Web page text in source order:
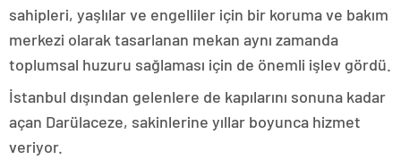
sahipleri, yaşlılar ve engelliler için bir koruma ve bakım
merkezi olarak tasarlanan mekan aynı zamanda
toplumsal huzuru sağlaması için de önemli işlev gördü.
İstanbul dışından gelenlere de kapılarını sonuna kadar
açan Darülaceze, sakinlerine yıllar boyunca hizmet
veriyor.